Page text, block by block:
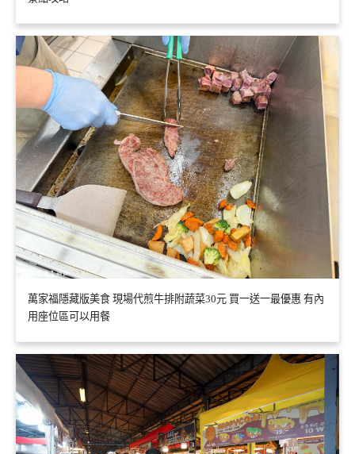
萬家福隱藏版美食 現場代煎牛排附蔬菜30元 買一送一最優惠 有內
用座位區可以用餐